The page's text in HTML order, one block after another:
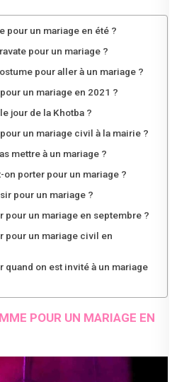
pour un mariage en été ?
pour un mariage ?
pour aller à un mariage ?
un mariage en 2021 ?
jour de la Khotba ?
un mariage civil à la mairie ?
mettre à un mariage ?
porter pour un mariage ?
pour un mariage ?
pour un mariage en septembre ?
pour un mariage civil en
quand on est invité à un mariage
POUR UN MARIAGE EN